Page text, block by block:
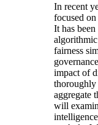
In recent
focused
It has
fairness
impact of
thoroughly
aggregate
will